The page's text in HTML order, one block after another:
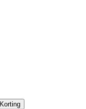
Korting